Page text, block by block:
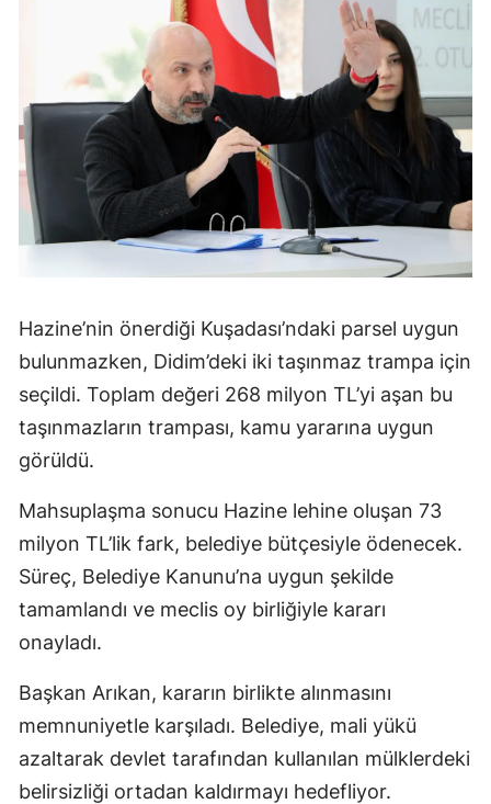
Hazine’nin önerdiği Kuşadası’ndaki parsel uygun
bulunmazken, Didim’deki iki taşınmaz trampa için
seçildi. Toplam değeri 268 milyon TL’yi aşan bu
taşınmazların trampası, kamu yararına uygun
görüldü.
Mahsuplaşma sonucu Hazine lehine oluşan 73
milyon TL’lik fark, belediye bütçesiyle ödenecek.
Süreç, Belediye Kanunu’na uygun şekilde
tamamlandı ve meclis oy birliğiyle kararı
onayladı.
Başkan Arıkan, kararın birlikte alınmasını
memnuniyetle karşıladı. Belediye, mali yükü
azaltarak devlet tarafından kullanılan mülklerdeki
belirsizliği ortadan kaldırmayı hedefliyor.